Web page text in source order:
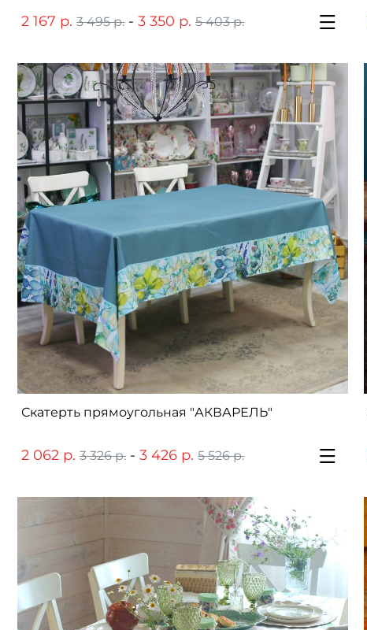
2 167 р. 3 495 р. -3 350 р. 5 403 р.
Скатерть прямоугольная "АКВАРЕЛЬ"
2 062 р. 3 326 р. -3 426 р. 5 526 р.